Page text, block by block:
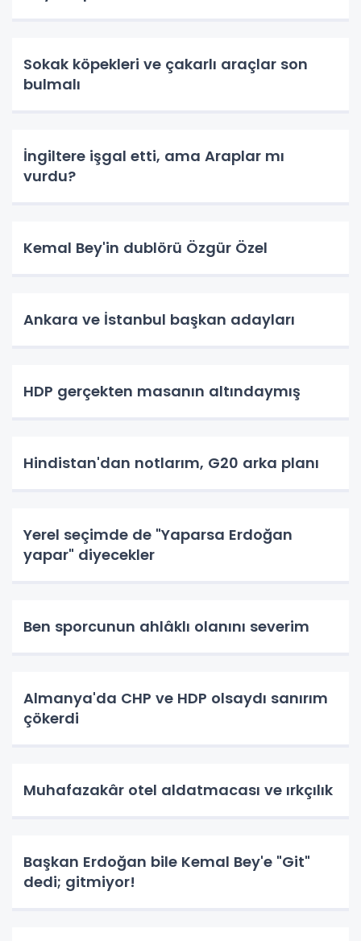
Sokak köpekleri ve çakarlı araçlar son
bulmalı
İngiltere işgal etti, ama Araplar mı
vurdu?
Kemal Bey'in dublörü Özgür Özel
Ankara ve İstanbul başkan adayları
HDP gerçekten masanın altındaymış
Hindistan'dan notlarım, G20 arka planı
Yerel seçimde de "Yaparsa Erdoğan
yapar" diyecekler
Ben sporcunun ahlâklı olanını severim
Almanya'da CHP ve HDP olsaydı sanırım
çökerdi
Muhafazakâr otel aldatmacası ve ırkçılık
Başkan Erdoğan bile Kemal Bey'e "Git"
dedi; gitmiyor!